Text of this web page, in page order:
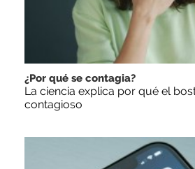
¿Por qué se contagia?
La ciencia explica por qué el
contagioso